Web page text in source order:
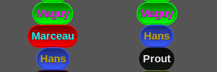
Maguy
Maguy
Marceau
Hans
Hans
Prout